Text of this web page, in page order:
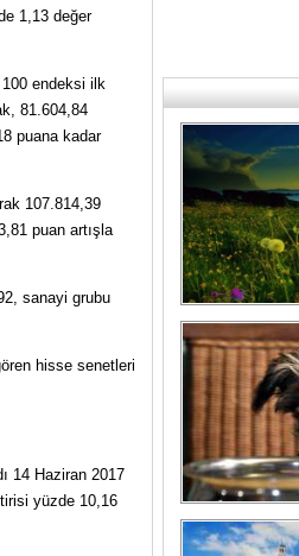
1,13 değer
endeksi ilk
81.604,84
puana kadar
107.814,39
puan artışla
sanayi grubu
hisse senetleri
14 Haziran 2017
yüzde 10,16